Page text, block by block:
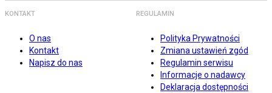
KONTAKT
O nas
Kontakt
Napisz do nas
REGULAMIN
Polityka Prywatności
Zmiana ustawień zgód
Regulamin serwisu
Informacje o nadawcy
Deklaracja dostępności